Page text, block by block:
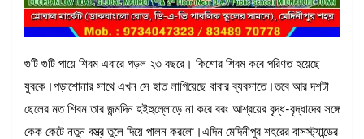
গুটি গুটি পায়ে শিবম এবারে পড়ল ২৩ বছরে। কিশোর শিবম কবে পরিণত হয়েছে
যুবকে।পড়াশোনার সাথে এখন সে হাত লাগিয়েছে বাবার ব্যবসাতে।তবে আর দশটা
ছেলের মত শিবম তার জন্মদিন হইহুল্লোড়ে না করে বরং আশ্রয়ের বৃদ্ধ-বৃদ্ধাদের সঙ্গে
কেক কেটে নতুন বস্ত্র তুলে দিয়ে পালন করলো।এদিন মেদিনীপুর শহরের বাসস্ট্যান্ডের